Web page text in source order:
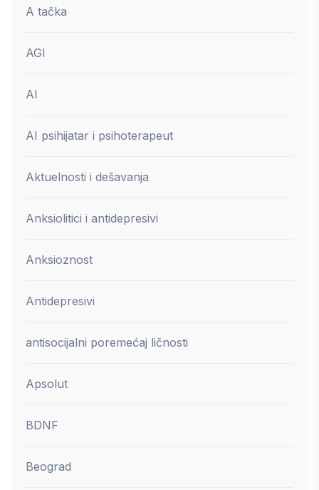
A tačka
AGI
AI
AI psihijatar i psihoterapeut
Aktuelnosti i dešavanja
Anksiolitici i antidepresivi
Anksioznost
Antidepresivi
antisocijalni poremećaj ličnosti
Apsolut
BDNF
Beograd